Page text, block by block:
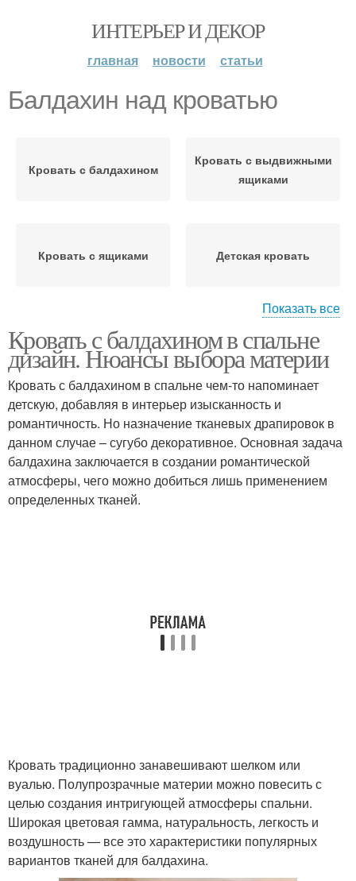
ИНТЕРЬЕР И ДЕКОР
главная новости статьи
Балдахин над кроватью
Кровать с балдахином
Кровать с выдвижными
ящиками
Кровать с ящиками Детская кровать
Кровать с пологом Занавеска для кровати
Показать все
Кровать с балдахином в спальне
дизайн. Нюансы выбора материи
Кровать с балдахином в спальне чем-то напоминает
детскую, добавляя в интерьер изысканность и
романтичность. Но назначение тканевых драпировок в
данном случае – сугубо декоративное. Основная задача
балдахина заключается в создании романтической
атмосферы, чего можно добиться лишь применением
определенных тканей.
Кровать традиционно занавешивают шелком или
вуалью. Полупрозрачные материи можно повесить с
целью создания интригующей атмосферы спальни.
Широкая цветовая гамма, натуральность, легкость и
воздушность — все это характеристики популярных
вариантов тканей для балдахина.